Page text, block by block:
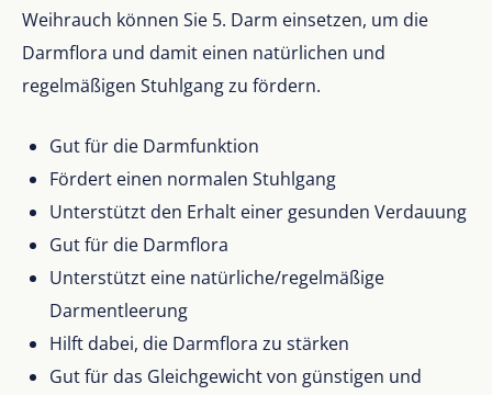
Weihrauch können Sie 5. Darm einsetzen, um die
Darmflora und damit einen natürlichen und
regelmäßigen Stuhlgang zu fördern.
Gut für die Darmfunktion
Fördert einen normalen Stuhlgang
Unterstützt den Erhalt einer gesunden Verdauung
Gut für die Darmflora
Unterstützt eine natürliche/regelmäßige
Darmentleerung
Hilft dabei, die Darmflora zu stärken
Gut für das Gleichgewicht von günstigen und